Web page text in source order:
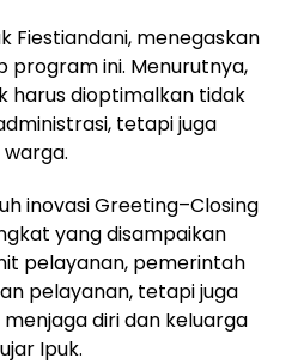
Fiestiandani, menegaskan
program ini. Menurutnya,
harus dioptimalkan tidak
tetapi juga
inovasi Greeting–Closing
yang disampaikan
pelayanan, pemerintah
pelayanan, tetapi juga
diri dan keluarga
Ipuk.